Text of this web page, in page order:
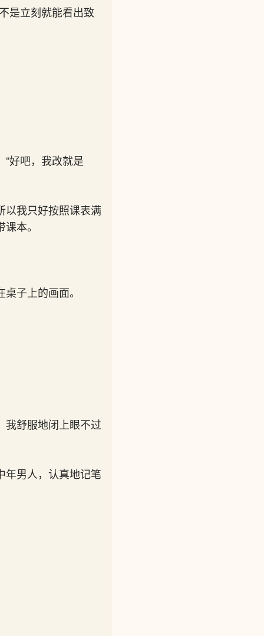
是立刻就能看出致
好吧，我改就是
以我只好按照课表满
本。
子上的画面。
我舒服地闭上眼不过
男人，认真地记笔